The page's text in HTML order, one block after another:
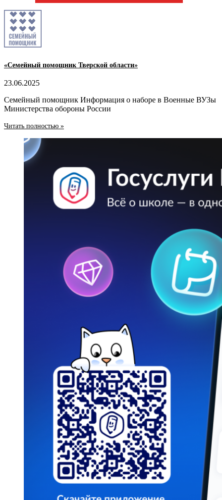
«Семейный помощник Тверской области»
23.06.2025
Семейный помощник Информация о наборе в Военные ВУЗы
Министерства обороны России
Читать полностью »